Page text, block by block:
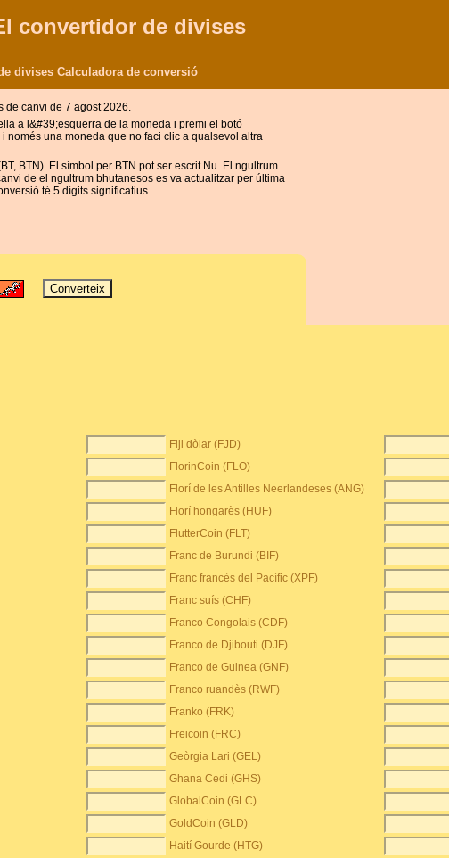
convertidor de divises
divises Calculadora de conversió
de canvi de 7 agost 2026.
a l&#39;esquerra de la moneda i premi el botó
només una moneda que no faci clic a qualsevol altra
BTN). El símbol per BTN pot ser escrit Nu. El ngultrum
de el ngultrum bhutanesos es va actualitzar per última
té 5 dígits significatius.
Fiji dòlar (FJD)
FlorinCoin (FLO)
Florí de les Antilles Neerlandeses (ANG)
Florí hongarès (HUF)
FlutterCoin (FLT)
Franc de Burundi (BIF)
Franc francès del Pacífic (XPF)
Franc suís (CHF)
Franco Congolais (CDF)
Franco de Djibouti (DJF)
Franco de Guinea (GNF)
Franco ruandès (RWF)
Franko (FRK)
Freicoin (FRC)
Geòrgia Lari (GEL)
Ghana Cedi (GHS)
GlobalCoin (GLC)
GoldCoin (GLD)
Haití Gourde (HTG)